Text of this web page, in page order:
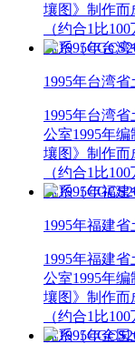
壤图》制作而
（约合1比
标系（
1995年台湾
1995年台湾
公室1995年
壤图》制作而
（约合1比
标系（
1995年福建
1995年福建
公室1995年
壤图》制作而
（约合1比
标系（